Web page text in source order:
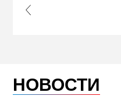
Slide
НОВОСТИ